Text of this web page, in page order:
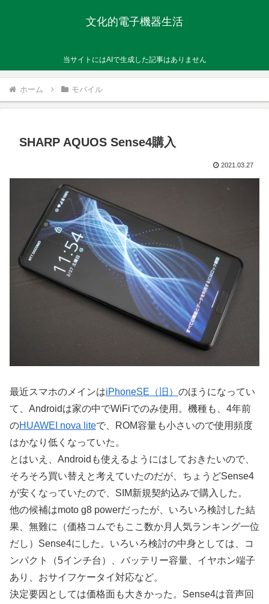
文化的電子機器生活
当サイトにはAIで生成した記事はありません
ホーム モバイル
SHARP AQUOS Sense4購入
2021.03.27
最近スマホのメインはiPhoneSE（旧） のほうになってい
て、Androidは家の中でWiFiでのみ使用。機種も、4年前
のHUAWEI nova liteで、ROM容量も小さいので使用頻度
はかなり低くなっていた。
とはいえ、Androidも使えるようにはしておきたいので、
そろそろ買い替えと考えていたのだが、ちょうどSense4
が安くなっていたので、SIM新規契約込みで購入した。
他の候補はmoto g8 powerだったが、いろいろ検討した結
果、無難に（価格コムでもここ数か月人気ランキング一位
だし）Sense4にした。いろいろ検討の中身としては、コ
ンパクト（5インチ台）、バッテリー容量、イヤホン端子
あり、おサイフケータイ対応など。
決定要因としては価格面も大きかった。Sense4は音声回